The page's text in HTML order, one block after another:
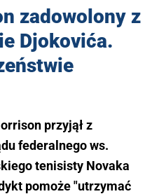
zadowolony z
Djokovića.
przyjął z
federalnego ws.
tenisisty Novaka
pomoże "utrzymać